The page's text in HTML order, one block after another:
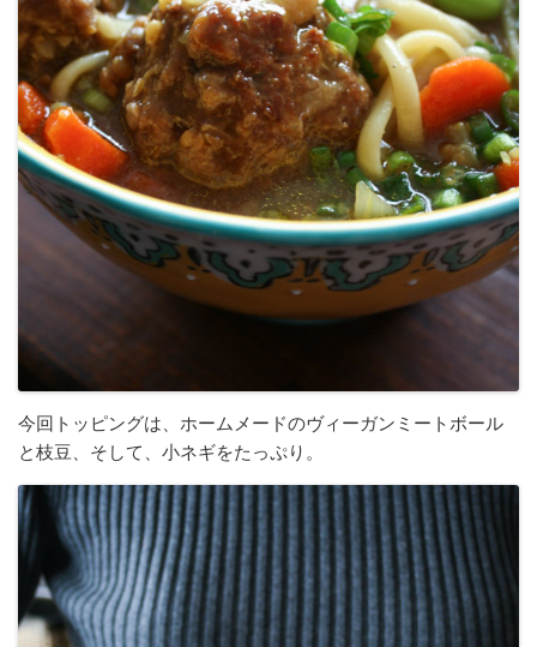
今回トッピングは、ホームメードのヴィーガンミートボール
と枝豆、そして、小ネギをたっぷり。